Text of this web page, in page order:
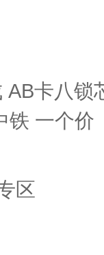
AB卡八锁
铁 一个价
区